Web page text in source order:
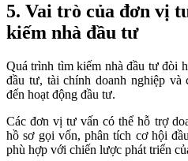
5. Vai trò của đơn vị
kiếm nhà đầu tư
Quá trình tìm kiếm nhà đầu tư đòi
đầu tư, tài chính doanh nghiệp
đến hoạt động đầu tư.
Các đơn vị tư vấn có thể hỗ trợ
hồ sơ gọi vốn, phân tích cơ hội
phù hợp với chiến lược phát triển